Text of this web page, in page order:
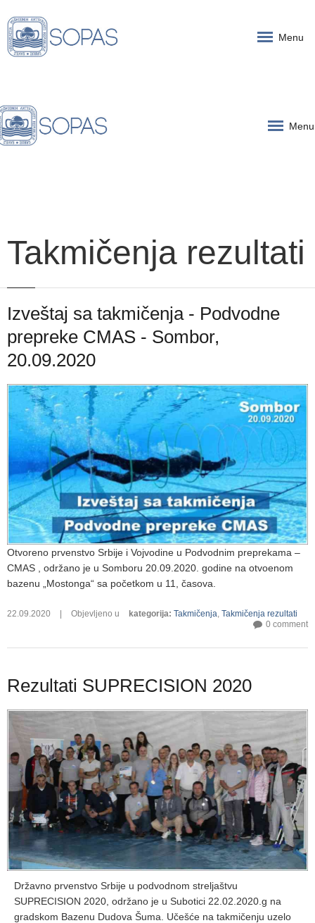
Menu
Menu
Takmičenja rezultati
Izveštaj sa takmičenja - Podvodne
prepreke CMAS - Sombor,
20.09.2020
Otvoreno prvenstvo Srbije i Vojvodine u Podvodnim preprekama –
CMAS , održano je u Somboru 20.09.2020. godine na otvoenom
bazenu „Mostonga“ sa početkom u 11, časova.
22.09.2020 Objevljeno u kategorija: Takmičenja, Takmičenja rezultati
0 comment
Rezultati SUPRECISION 2020
Državno prvenstvo Srbije u podvodnom streljaštvu
SUPRECISION 2020, održano je u Subotici 22.02.2020.g na
gradskom Bazenu Dudova Šuma. Učešće na takmičenju uzelo